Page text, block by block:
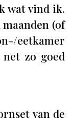
wat vind ik.
maanden (of
eetkamer
zo goed
van de